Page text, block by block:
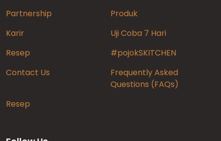
Partnership
Produk
Karir
Uji Coba 7 Hari
Resep
#pojokSKITCHEN
Contact Us
Frequently Asked
Questions (FAQs)
Resep